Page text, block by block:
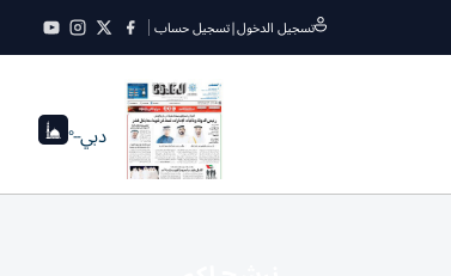
تسجيل الدخول|تسجيل حساب
دبي--°